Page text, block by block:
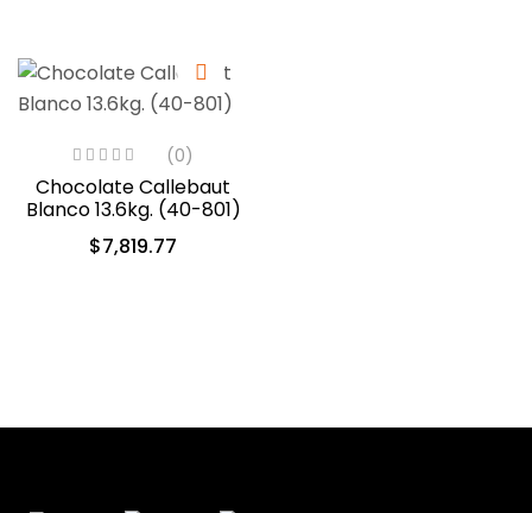
(0)
Chocolate Callebaut
Blanco 13.6kg. (40-801)
$7,819.77